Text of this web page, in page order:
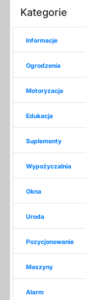
Kategorie
Informacje
Ogrodzenia
Motoryzacja
Edukacja
Suplementy
Wypożyczalnia
Okna
Uroda
Pozycjonowanie
Maszyny
Alarm